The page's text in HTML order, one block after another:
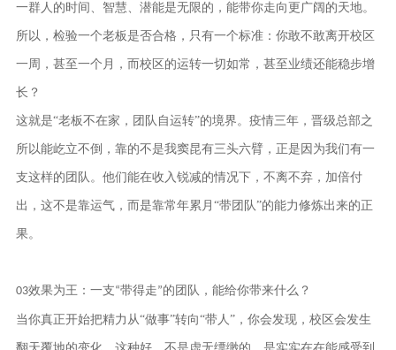
一群人的时间、智慧、潜能是无限的，能带你走向更广阔的天地。
所以，检验一个老板是否合格，只有一个标准： 你敢不敢离开校区
一周，甚至一个月，而校区的运转一切如常，甚至业绩还能稳步增
长？
这就是“老板不在家，团队自运转”的境界。疫情三年，晋级总部之
所以能屹立不倒，靠的不是我窦昆有三头六臂，正是因为我们有一
支这样的团队。他们能在收入锐减的情况下，不离不弃，加倍付
出，这不是靠运气，而是靠常年累月“带团队”的能力修炼出来的正
果。
03效果为王：一支“带得走”的团队，能给你带来什么？
当你真正开始把精力从“做事”转向“带人”，你会发现，校区会发生